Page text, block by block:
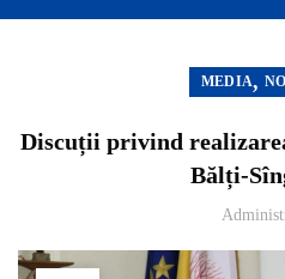
MEDIA,
Discuții privind
Bălți-